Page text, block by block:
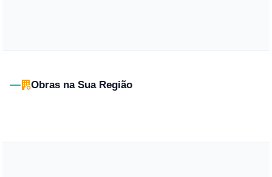
Obras na Sua Região